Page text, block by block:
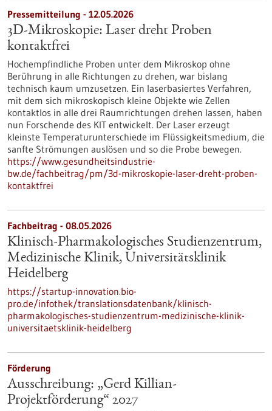
Pressemitteilung - 12.05.2026
3D-Mikroskopie: Laser dreht Proben
kontaktfrei
Hochempfindliche Proben unter dem Mikroskop ohne
Berührung in alle Richtungen zu drehen, war bislang
technisch kaum umzusetzen. Ein laserbasiertes Verfahren,
mit dem sich mikroskopisch kleine Objekte wie Zellen
kontaktlos in alle drei Raumrichtungen drehen lassen, haben
nun Forschende des KIT entwickelt. Der Laser erzeugt
kleinste Temperaturunterschiede im Flüssigkeitsmedium, die
sanfte Strömungen auslösen und so die Probe bewegen.
https://www.gesundheitsindustrie-
bw.de/fachbeitrag/pm/3d-mikroskopie-laser-dreht-proben-
kontaktfrei
Fachbeitrag - 08.05.2026
Klinisch-Pharmakologisches Studienzentrum,
Medizinische Klinik, Universitätsklinik
Heidelberg
https://startup-innovation.bio-
pro.de/infothek/translationsdatenbank/klinisch-
pharmakologisches-studienzentrum-medizinische-klinik-
universitaetsklinik-heidelberg
Förderung
Ausschreibung: „Gerd Killian-
Projektförderung“ 2027